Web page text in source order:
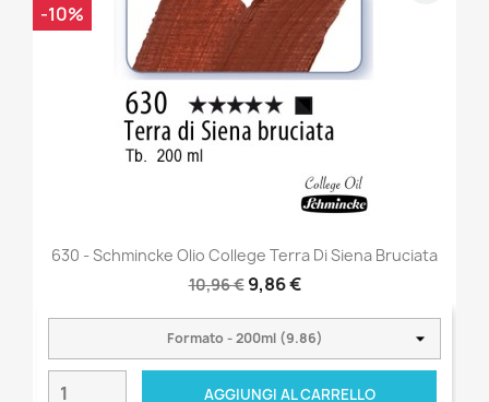
630 - Schmincke Olio College Terra Di Siena Bruciata
10,96 € 9,86 €
AGGIUNGI AL CARRELLO
-10%